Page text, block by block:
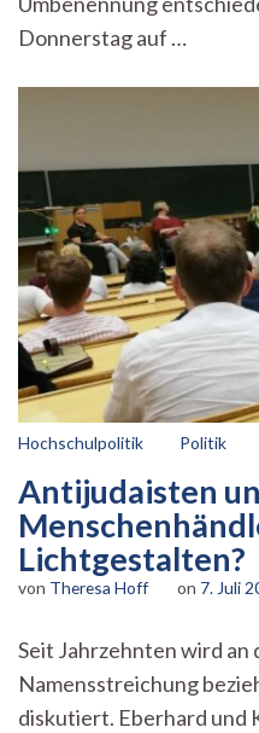
Donnerstag auf …
Hochschulpolitik Politik
Antijudaisten
Lichtgestalten?
von Theresa Hoff on 7. Juli
Seit Jahrzehnten wird an
Namensstreichung
diskutiert. Eberhard und